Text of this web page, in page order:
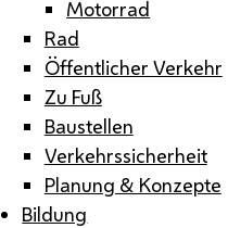
Motorrad
Rad
Öffentlicher Verkehr
Zu Fuß
Baustellen
Verkehrssicherheit
Planung & Konzepte
Bildung